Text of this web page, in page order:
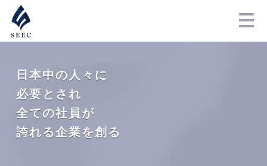
日本中の人々に
必要とされ
全ての社員が
誇れる企業を創る